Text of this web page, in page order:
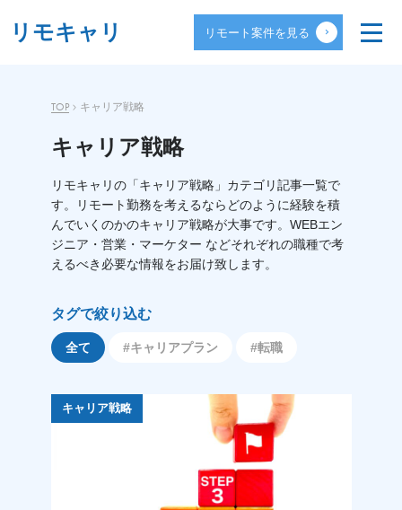
リモキャリ リモート案件を見る
TOP キャリア戦略
キャリア戦略
リモキャリの「キャリア戦略」カテゴリ記事一覧で
す。リモート勤務を考えるならどのように経験を積
んでいくのかのキャリア戦略が大事です。WEBエン
ジニア・営業・マーケター などそれぞれの職種で考
えるべき必要な情報をお届け致します。
タグで絞り込む
全て #キャリアプラン #転職
キャリア戦略